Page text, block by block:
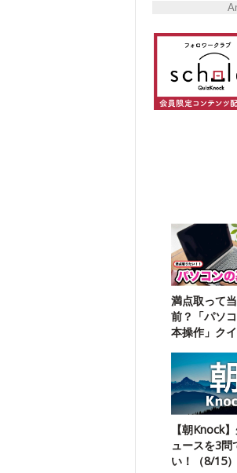
満点取って
前？「パソ
本操作」ク
【朝Knock
ュースを3問
い！（8/15）